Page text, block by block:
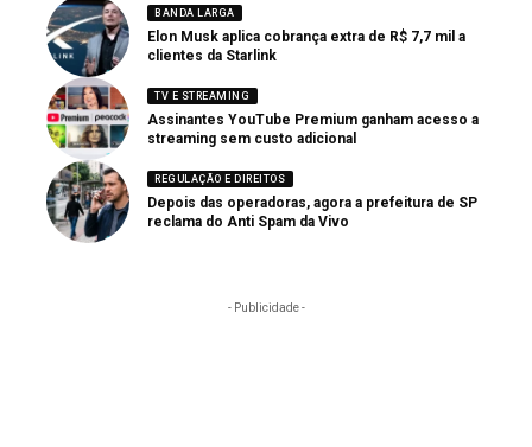
BANDA LARGA
Elon Musk aplica cobrança extra de R$ 7,7 mil a
clientes da Starlink
TV E STREAMING
Assinantes YouTube Premium ganham acesso a
streaming sem custo adicional
REGULAÇÃO E DIREITOS
Depois das operadoras, agora a prefeitura de SP
reclama do Anti Spam da Vivo
- Publicidade -